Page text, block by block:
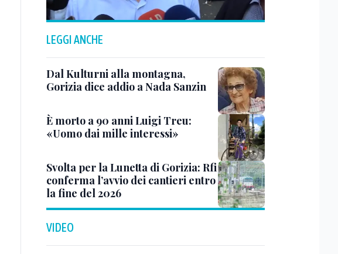
LEGGI ANCHE
Dal Kulturni alla montagna,
Gorizia dice addio a Nada Sanzin
È morto a 90 anni Luigi Treu:
«Uomo dai mille interessi»
Svolta per la Lunetta di Gorizia: Rfi
conferma l’avvio dei cantieri entro
la fine del 2026
VIDEO